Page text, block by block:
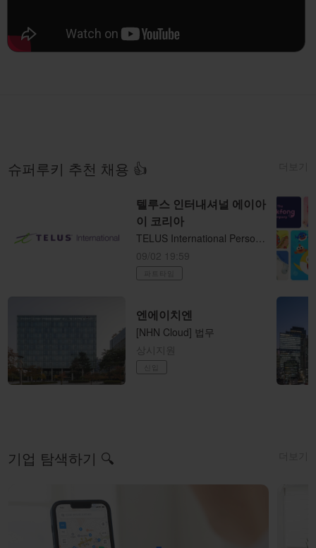
슈퍼루키 추천 채용 👍
텔루스 인터내셔널 에이아
이 코리아
09/02 19:59
엔에이치엔
[NHN Cloud] 법무
상시지원
기업 탐색하기 🔍